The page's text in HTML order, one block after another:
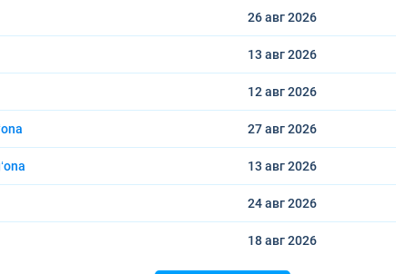
26 авг2026
13 авг2026
12 авг2026
27 авг2026
13 авг2026
24 авг2026
18 авг2026